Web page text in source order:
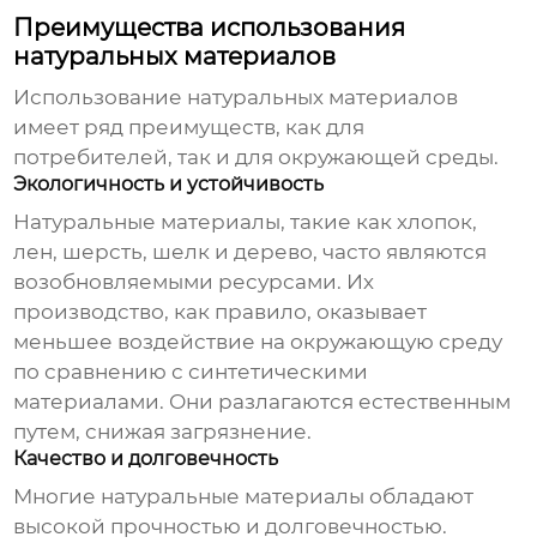
Преимущества использования
натуральных материалов
Использование натуральных материалов
имеет ряд преимуществ, как для
потребителей, так и для окружающей среды.
Экологичность и устойчивость
Натуральные материалы, такие как хлопок,
лен, шерсть, шелк и дерево, часто являются
возобновляемыми ресурсами. Их
производство, как правило, оказывает
меньшее воздействие на окружающую среду
по сравнению с синтетическими
материалами. Они разлагаются естественным
путем, снижая загрязнение.
Качество и долговечность
Многие натуральные материалы обладают
высокой прочностью и долговечностью.